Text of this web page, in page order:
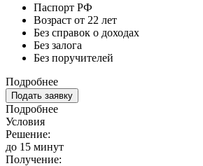
Паспорт РФ
Возраст от 22 лет
Без справок о доходах
Без залога
Без поручителей
Подробнее
Подать заявку
Подробнее
Условия
Решение:
до 15 минут
Получение: